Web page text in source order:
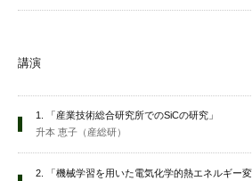
講演
1. 「産業技術総合研究所でのSiCの研究」
升本 恵子（産総研）
2. 「機械学習を用いた電気化学的熱エネルギー